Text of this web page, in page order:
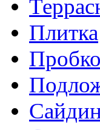
Плитка